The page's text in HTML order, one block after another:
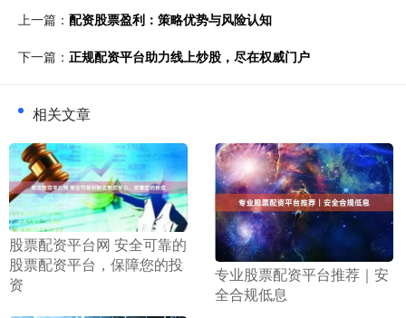
上一篇： 配资股票盈利：策略优势与风险认知
下一篇： 正规配资平台助力线上炒股，尽在权威门户
相关文章
​股票配资平台网 安全可靠的
股票配资平台，保障您的投
资
​专业股票配资平台推荐｜安
全合规低息